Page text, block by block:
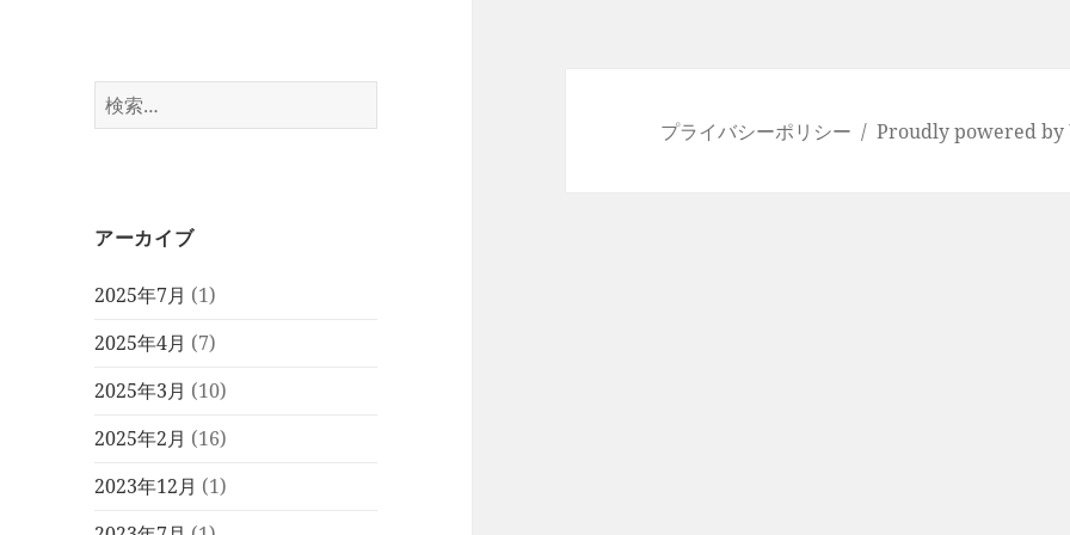
検
索:
アーカイブ
2025年7月 (1)
2025年4月 (7)
2025年3月 (10)
2025年2月 (16)
2023年12月 (1)
プライバシーポリシー Proudly powered by